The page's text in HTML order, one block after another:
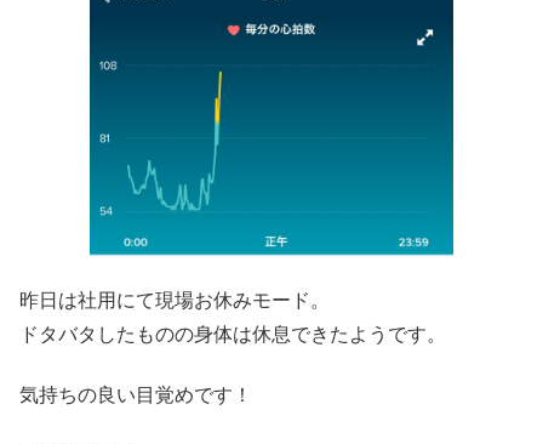
昨日は社用にて現場お休みモード。
ドタバタしたものの身体は休息できたようです。
気持ちの良い目覚めです！